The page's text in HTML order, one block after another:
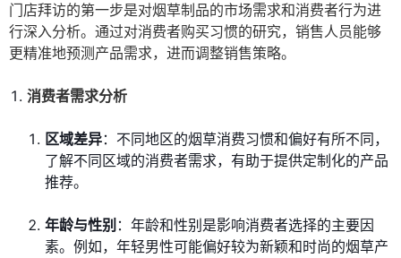
门店拜访的第一步是对烟草制品的市场需求和消费者行为进
行深入分析。通过对消费者购买习惯的研究，销售人员能够
更精准地预测产品需求，进而调整销售策略。
消费者需求分析
区域差异：不同地区的烟草消费习惯和偏好有所不同，
了解不同区域的消费者需求，有助于提供定制化的产品
推荐。
年龄与性别 ：年龄和性别是影响消费者选择的主要因
素。例如，年轻男性可能偏好较为新颖和时尚的烟草产